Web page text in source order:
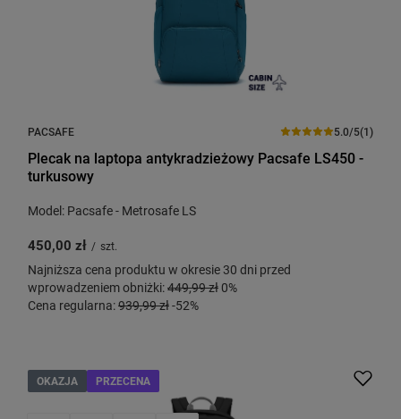
PACSAFE 5.0/5(1)
Plecak na laptopa antykradzieżowy Pacsafe LS450 -
turkusowy
Model: Pacsafe - Metrosafe LS
450,00 zł / szt.
Najniższa cena produktu w okresie 30 dni przed
wprowadzeniem obniżki:449,99 zł 0%
Cena regularna:939,99 zł-52%
OKAZJA PRZECENA